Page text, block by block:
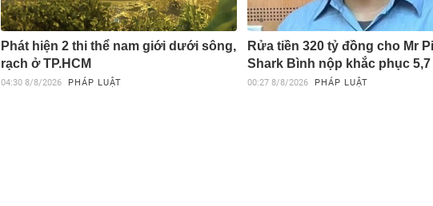
Phát hiện 2 thi thể nam giới dưới sông,
rạch ở TP.HCM
04:30 8/8/2026 PHÁP LUẬT
Rửa tiền 320 tỷ đồng cho Mr
Shark Bình nộp khắc phục
00:27 8/8/2026 PHÁP LUẬT